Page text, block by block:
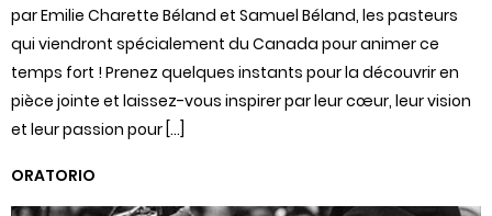
par Emilie Charette Béland et Samuel Béland, les pasteurs
qui viendront spécialement du Canada pour animer ce
temps fort ! Prenez quelques instants pour la découvrir en
pièce jointe et laissez-vous inspirer par leur cœur, leur vision
et leur passion pour […]
ORATORIO